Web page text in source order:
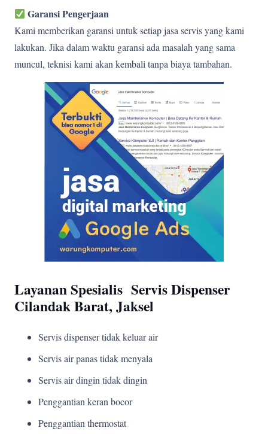
Garansi Pengerjaan
Kami memberikan garansi untuk setiap jasa servis yang kami
lakukan. Jika dalam waktu garansi ada masalah yang sama
muncul, teknisi kami akan kembali tanpa biaya tambahan.
Layanan Spesialis Servis Dispenser
Cilandak Barat, Jaksel
Servis dispenser tidak keluar air
Servis air panas tidak menyala
Servis air dingin tidak dingin
Penggantian keran bocor
Penggantian thermostat